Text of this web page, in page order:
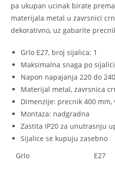
pa ukupan ucinak birate
materijala metal u zavrsnici
dekorativno, uz gabarite
Grlo E27, broj sijalica: 1
Maksimalna snaga po
Napon napajanja 220 do
Materijal metal, zavrsnica
Dimenzije: precnik 400 mm,
Montaza: nadgradna
Zastita IP20 za unutrasnju
Sijalice se kupuju zasebno
Grlo
E27